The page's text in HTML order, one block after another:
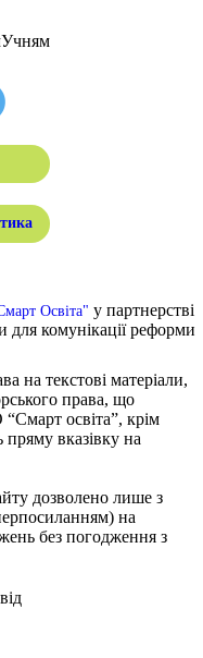
Учням
Освіта" у партнерстві
для комунікації реформи
на текстові матеріали,
права, що
освіта”, крім
пряму вказівку на
дозволено лише з
на
без погодження з